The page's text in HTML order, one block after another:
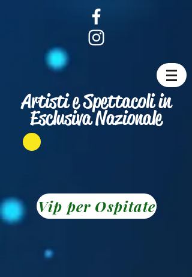
Artisti e Spettacoli in
Esclusiva Nazionale
Vip per Ospitate